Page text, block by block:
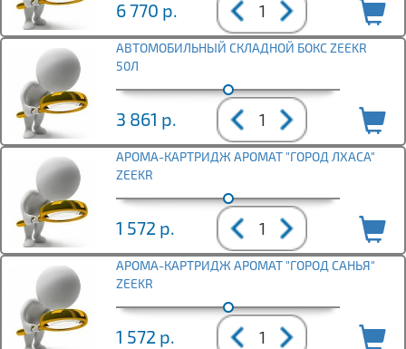
6 770 р.
АВТОМОБИЛЬНЫЙ СКЛАДНОЙ БОКС ZEEKR
50Л
3 861 р.
АРОМА-КАРТРИДЖ АРОМАТ "ГОРОД ЛХАСА"
ZEEKR
1 572 р.
АРОМА-КАРТРИДЖ АРОМАТ "ГОРОД САНЬЯ"
ZEEKR
1 572 р.